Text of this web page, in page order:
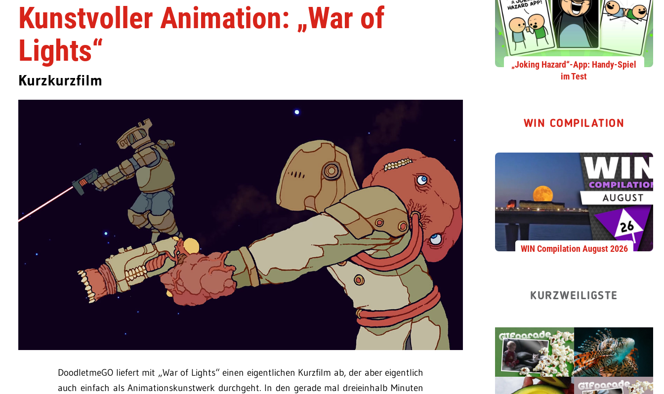
Kunstvoller Animation: „War of
Lights“
Kurzkurzfilm
DoodletmeGO liefert mit „War of Lights“ einen eigentlichen Kurzfilm ab, der aber eigentlich
auch einfach als Animationskunstwerk durchgeht. In den gerade mal dreieinhalb Minuten
„Joking Hazard“-App: Handy-Spiel
im Test
WIN COMPILATION
WIN Compilation August 2026
KURZWEILIGSTE